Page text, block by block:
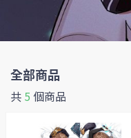
全部商品
共 5 個商品